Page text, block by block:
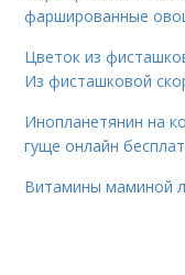
фаршированные
Цветок из
Из фисташковой
Инопланетянин на
гуще онлайн
Витамины маминой